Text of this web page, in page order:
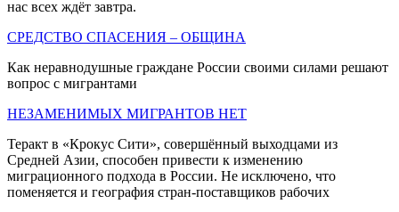
нас всех ждёт завтра.
СРЕДСТВО СПАСЕНИЯ – ОБЩИНА
Как неравнодушные граждане России своими силами решают
вопрос с мигрантами
НЕЗАМЕНИМЫХ МИГРАНТОВ НЕТ
Теракт в «Крокус Сити», совершённый выходцами из
Средней Азии, способен привести к изменению
миграционного подхода в России. Не исключено, что
поменяется и география стран-поставщиков рабочих